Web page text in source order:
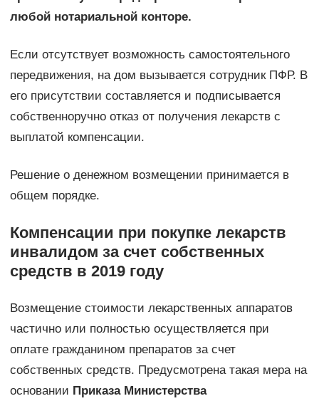
любой нотариальной конторе.
Если отсутствует возможность самостоятельного
передвижения, на дом вызывается сотрудник ПФР. В
его присутствии составляется и подписывается
собственноручно отказ от получения лекарств с
выплатой компенсации.
Решение о денежном возмещении принимается в
общем порядке.
Компенсации при покупке лекарств
инвалидом за счет собственных
средств в 2019 году
Возмещение стоимости лекарственных аппаратов
частично или полностью осуществляется при
оплате гражданином препаратов за счет
собственных средств. Предусмотрена такая мера на
основании Приказа Министерства